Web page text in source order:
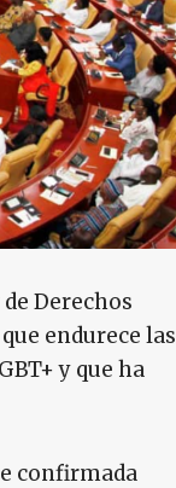
Derechos
endurece las
y que ha
confirmada